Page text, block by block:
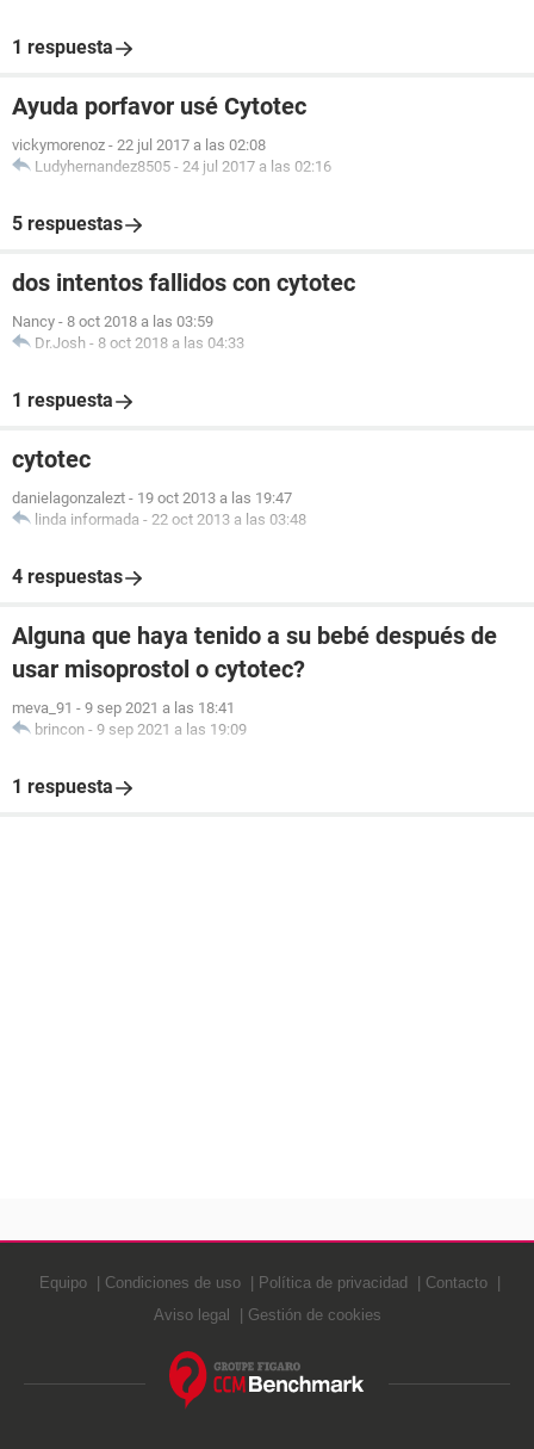
1 respuesta
Ayuda porfavor usé Cytotec
vickymorenoz - 22 jul 2017 a las 02:08
Ludyhernandez8505 - 24 jul 2017 a las 02:16
5 respuestas
dos intentos fallidos con cytotec
Nancy - 8 oct 2018 a las 03:59
Dr.Josh - 8 oct 2018 a las 04:33
1 respuesta
cytotec
danielagonzalezt - 19 oct 2013 a las 19:47
linda informada - 22 oct 2013 a las 03:48
4 respuestas
Alguna que haya tenido a su bebé después de
usar misoprostol o cytotec?
meva_91 - 9 sep 2021 a las 18:41
brincon - 9 sep 2021 a las 19:09
1 respuesta
Equipo Condiciones de uso Política de privacidad
Contacto
Aviso legal
Gestión de cookies